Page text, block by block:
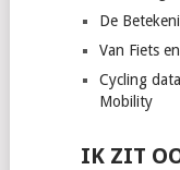
De
Van Fiets
Cycling
Mobility
IK ZIT